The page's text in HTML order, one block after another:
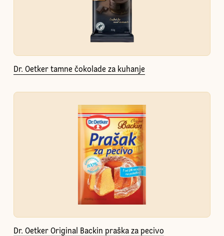
Dr. Oetker tamne čokolade za kuhanje
Dr. Oetker Original Backin praška za pecivo